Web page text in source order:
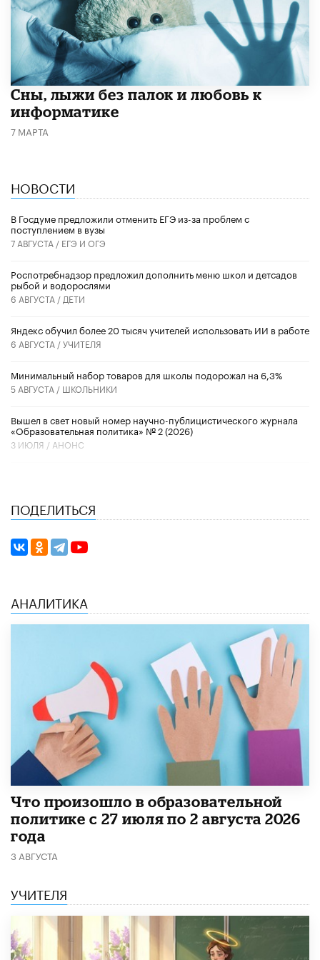
Сны, лыжи без палок и любовь к
информатике
7 МАРТА
НОВОСТИ
В Госдуме предложили отменить ЕГЭ из-за проблем с
поступлением в вузы
7 АВГУСТА / ЕГЭ И ОГЭ
Роспотребнадзор предложил дополнить меню школ и детсадов
рыбой и водорослями
6 АВГУСТА / ДЕТИ
​Яндекс обучил более 20 тысяч учителей использовать ИИ в работе
6 АВГУСТА /УЧИТЕЛЯ
Минимальный набор товаров для школы подорожал на 6,3%
5 АВГУСТА / ШКОЛЬНИКИ
Вышел в свет новый номер научно-публицистического журнала
«Образовательная политика» № 2 (2026)
3 ИЮЛЯ / АНОНС
ПОДЕЛИТЬСЯ
АНАЛИТИКА
​Что произошло в образовательной
политике с 27 июля по 2 августа 2026
года
3 АВГУСТА
УЧИТЕЛЯ